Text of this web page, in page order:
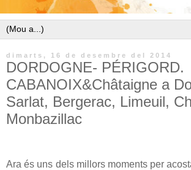
dimarts, 16 de desembre del 2014
DORDOGNE- PÉRIGORD.
CABANOIX&Châtaigne a
Sarlat, Bergerac, Limeuil,
Monbazillac
Ara és uns dels millors moments per